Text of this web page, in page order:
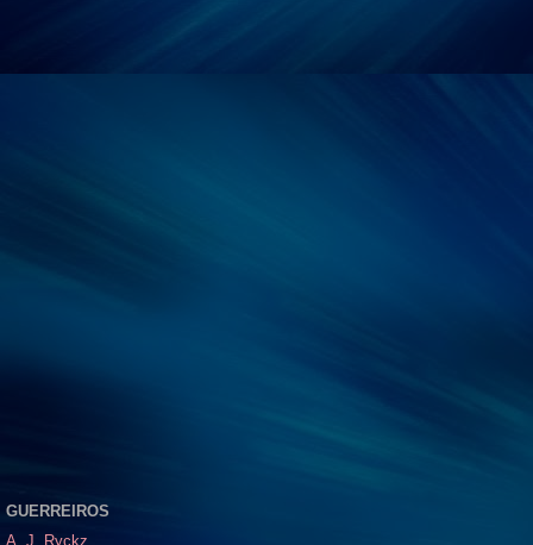
GUERREIROS
A. J. Ryckz